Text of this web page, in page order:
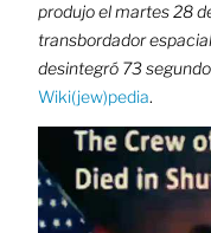
produjo el martes 28
transbordador
desintegró 73
Wiki(jew)pedia.